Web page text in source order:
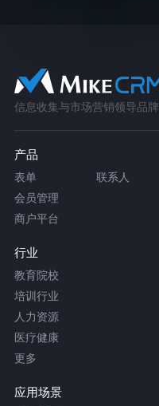
信息收集与市场营销领导品牌
产品
表单 联系人
会员管理
商户平台
行业
教育院校
培训行业
人力资源
医疗健康
更多
应用场景